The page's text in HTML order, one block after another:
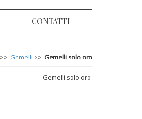
CONTATTI
Gemelli solo oro
Gemelli >>
>>
Gemelli solo oro